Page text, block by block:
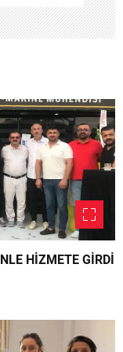
HİZMETE GİRDİ